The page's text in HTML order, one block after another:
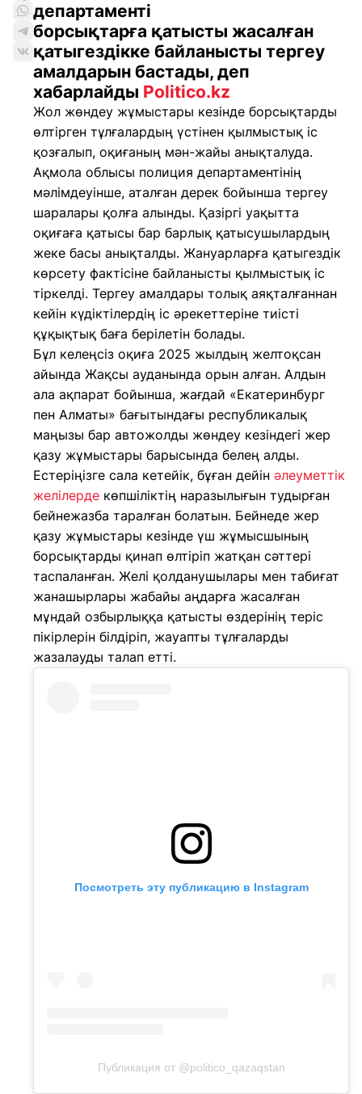
департаменті
борсықтарға қатысты жасалған
қатыгездікке байланысты тергеу
амалдарын бастады, деп
хабарлайды Politico.kz
Жол жөндеу жұмыстары кезінде борсықтарды
өлтірген тұлғалардың үстінен қылмыстық іс
қозғалып, оқиғаның мән-жайы анықталуда.
Ақмола облысы полиция департаментінің
мәлімдеуінше, аталған дерек бойынша тергеу
шаралары қолға алынды. Қазіргі уақытта
оқиғаға қатысы бар барлық қатысушылардың
жеке басы анықталды. Жануарларға қатыгездік
көрсету фактісіне байланысты қылмыстық іс
тіркелді. Тергеу амалдары толық аяқталғаннан
кейін күдіктілердің іс әрекеттеріне тиісті
құқықтық баға берілетін болады.
Бұл келеңсіз оқиға 2025 жылдың желтоқсан
айында Жақсы ауданында орын алған. Алдын
ала ақпарат бойынша, жағдай «Екатеринбург
пен Алматы» бағытындағы республикалық
маңызы бар автожолды жөндеу кезіндегі жер
қазу жұмыстары барысында белең алды.
Естеріңізге сала кетейік, бұған дейін әлеуметтік
желілерде көпшіліктің наразылығын тудырған
бейнежазба таралған болатын. Бейнеде жер
қазу жұмыстары кезінде үш жұмысшының
борсықтарды қинап өлтіріп жатқан сәттері
таспаланған. Желі қолданушылары мен табиғат
жанашырлары жабайы аңдарға жасалған
мұндай озбырлыққа қатысты өздерінің теріс
пікірлерін білдіріп, жауапты тұлғаларды
жазалауды талап етті.
Посмотреть эту публикацию в Instagram
Публикация от @politico_qazaqstan